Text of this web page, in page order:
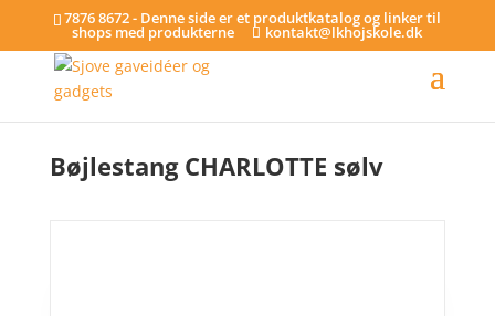
7876 8672 - Denne side er et produktkatalog og linker til
shops med produkterne kontakt@lkhojskole.dk
Bøjlestang CHARLOTTE sølv